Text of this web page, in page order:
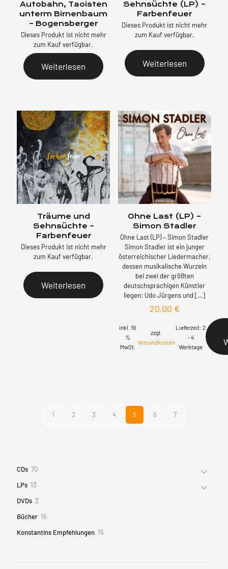
Autobahn, Taoisten
unterm Birnenbaum
– Bogensberger
Dieses Produkt ist nicht mehr
zum Kauf verfügbar.
Weiterlesen
Sehnsüchte (LP) –
Farbenfeuer
Dieses Produkt ist nicht mehr
zum Kauf verfügbar.
Weiterlesen
Träume und
Sehnsüchte –
Farbenfeuer
Dieses Produkt ist nicht mehr
zum Kauf verfügbar.
Weiterlesen
Ohne Last (LP) –
Simon Stadler
Ohne Last (LP) – Simon Stadler
Simon Stadler ist ein junger
österreichischer Liedermacher,
dessen musikalische Wurzeln
bei zwei der größten
deutschsprachigen Künstler
liegen: Udo Jürgens und […]
20,00 €
inkl. 19
%
MwSt.
zzgl.
Versandkosten
Lieferzeit: 2
- 4
Werktage
1 2 3 4 5 6 7
CDs 7070
LPs 13
DVDs 2
Bücher 15
Konstantins Empfehlungen 15